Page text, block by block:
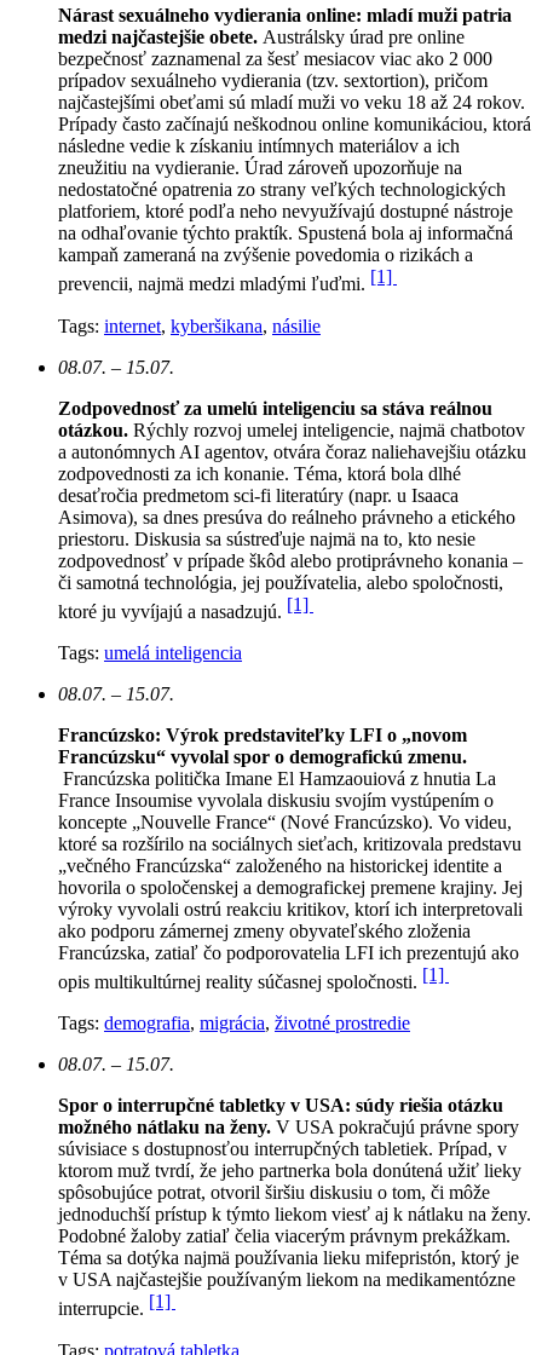
Nárast sexuálneho vydierania online: mladí muži patria
medzi najčastejšie obete. Austrálsky úrad pre online
bezpečnosť zaznamenal za šesť mesiacov viac ako 2 000
prípadov sexuálneho vydierania (tzv. sextortion), pričom
najčastejšími obeťami sú mladí muži vo veku 18 až 24 rokov.
Prípady často začínajú neškodnou online komunikáciou, ktorá
následne vedie k získaniu intímnych materiálov a ich
zneužitiu na vydieranie. Úrad zároveň upozorňuje na
nedostatočné opatrenia zo strany veľkých technologických
platforiem, ktoré podľa neho nevyužívajú dostupné nástroje
na odhaľovanie týchto praktík. Spustená bola aj informačná
kampaň zameraná na zvýšenie povedomia o rizikách a
prevencii, najmä medzi mladými ľuďmi. [1]
Tags: internet, kyberšikana, násilie
08.07. – 15.07.
Zodpovednosť za umelú inteligenciu sa stáva reálnou
otázkou. Rýchly rozvoj umelej inteligencie, najmä chatbotov
a autonómnych AI agentov, otvára čoraz naliehavejšiu otázku
zodpovednosti za ich konanie. Téma, ktorá bola dlhé
desaťročia predmetom sci-fi literatúry (napr. u Isaaca
Asimova), sa dnes presúva do reálneho právneho a etického
priestoru. Diskusia sa sústreďuje najmä na to, kto nesie
zodpovednosť v prípade škôd alebo protiprávneho konania –
či samotná technológia, jej používatelia, alebo spoločnosti,
ktoré ju vyvíjajú a nasadzujú. [1]
Tags: umelá inteligencia
08.07. – 15.07.
Francúzsko: Výrok predstaviteľky LFI o „novom
Francúzsku“ vyvolal spor o demografickú zmenu.
Francúzska politička Imane El Hamzaouiová z hnutia La
France Insoumise vyvolala diskusiu svojím vystúpením o
koncepte „Nouvelle France“ (Nové Francúzsko). Vo videu,
ktoré sa rozšírilo na sociálnych sieťach, kritizovala predstavu
„večného Francúzska“ založeného na historickej identite a
hovorila o spoločenskej a demografickej premene krajiny. Jej
výroky vyvolali ostrú reakciu kritikov, ktorí ich interpretovali
ako podporu zámernej zmeny obyvateľského zloženia
Francúzska, zatiaľ čo podporovatelia LFI ich prezentujú ako
opis multikultúrnej reality súčasnej spoločnosti. [1]
Tags: demografia, migrácia, životné prostredie
08.07. – 15.07.
Spor o interrupčné tabletky v USA: súdy riešia otázku
možného nátlaku na ženy. V USA pokračujú právne spory
súvisiace s dostupnosťou interrupčných tabletiek. Prípad, v
ktorom muž tvrdí, že jeho partnerka bola donútená užiť lieky
spôsobujúce potrat, otvoril širšiu diskusiu o tom, či môže
jednoduchší prístup k týmto liekom viesť aj k nátlaku na ženy.
Podobné žaloby zatiaľ čelia viacerým právnym prekážkam.
Téma sa dotýka najmä používania lieku mifepristón, ktorý je
v USA najčastejšie používaným liekom na medikamentózne
interrupcie. [1]
Tags: potratová tabletka